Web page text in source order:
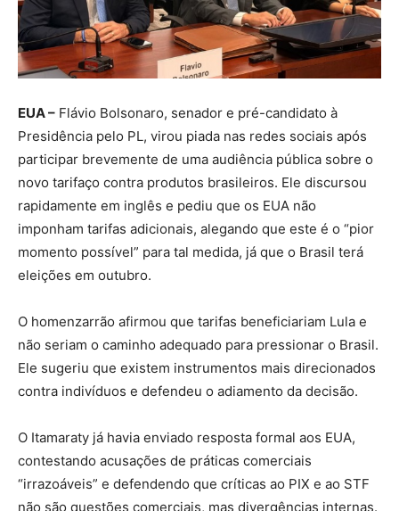
EUA – Flávio Bolsonaro, senador e pré-candidato à
Presidência pelo PL, virou piada nas redes sociais após
participar brevemente de uma audiência pública sobre o
novo tarifaço contra produtos brasileiros. Ele discursou
rapidamente em inglês e pediu que os EUA não
imponham tarifas adicionais, alegando que este é o “pior
momento possível” para tal medida, já que o Brasil terá
eleições em outubro.
O homenzarrão afirmou que tarifas beneficiariam Lula e
não seriam o caminho adequado para pressionar o Brasil.
Ele sugeriu que existem instrumentos mais direcionados
contra indivíduos e defendeu o adiamento da decisão.
O Itamaraty já havia enviado resposta formal aos EUA,
contestando acusações de práticas comerciais
“irrazoáveis” e defendendo que críticas ao PIX e ao STF
não são questões comerciais, mas divergências internas.